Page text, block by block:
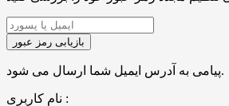
پیامی به آدرس ایمیل شما ارسال می شود.
نام کاربری :